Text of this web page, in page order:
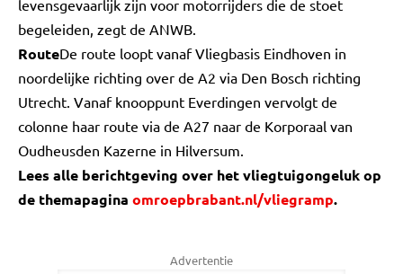
levensgevaarlijk zijn voor motorrijders die de stoet
begeleiden, zegt de ANWB.
RouteDe route loopt vanaf Vliegbasis Eindhoven in
noordelijke richting over de A2 via Den Bosch richting
Utrecht. Vanaf knooppunt Everdingen vervolgt de
colonne haar route via de A27 naar de Korporaal van
Oudheusden Kazerne in Hilversum.
Lees alle berichtgeving over het vliegtuigongeluk op
de themapagina omroepbrabant.nl/vliegramp.
Advertentie